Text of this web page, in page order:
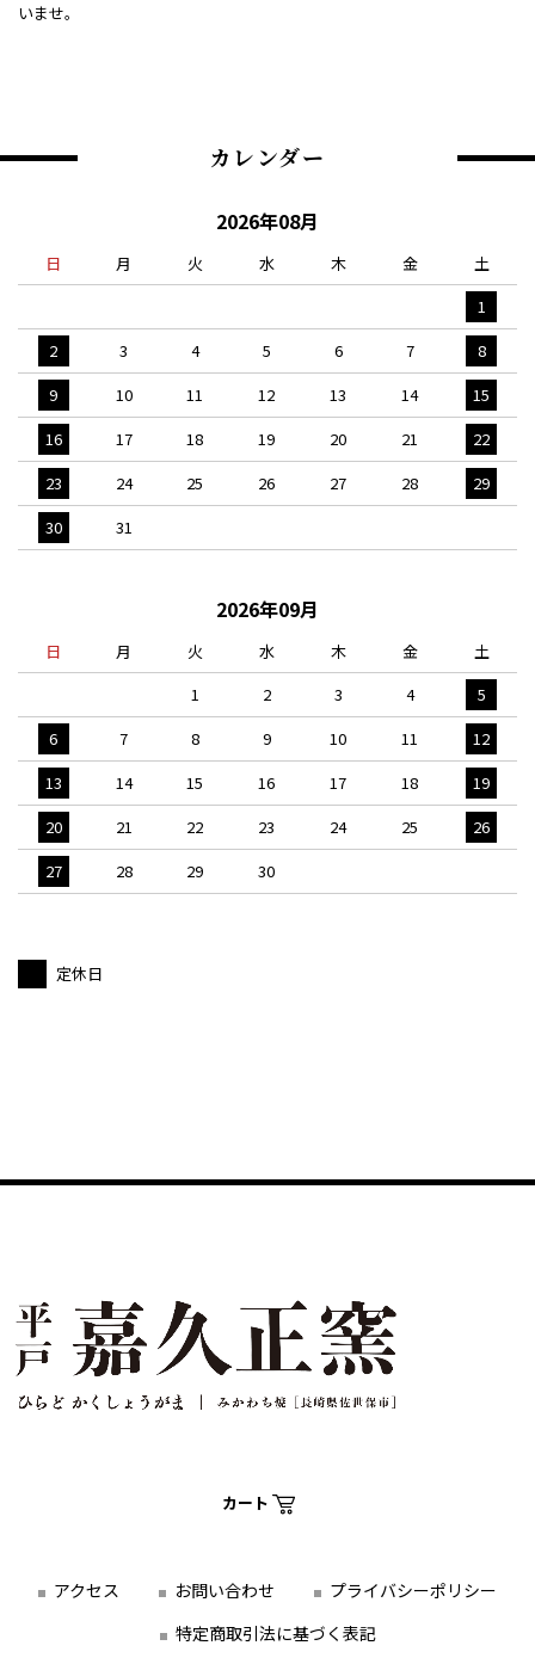
いませ。
カレンダー
2026年08月
日 月 火 水 木 金
土
1
2
3 4 5 6 7
8
9
10 11 12 13 14
15
16
17 18 19 20 21
22
23
24 25 26 27 28
29
30
31
2026年09月
日 月 火 水 木 金
土
1
2 3 4
5
6
7 8 9 10 11
12
13
14 15 16 17 18
19
20
21 22 23 24 25
26
27
28 29 30
定休日
カート
アクセス お問い合わせ
プライバシーポリシー
特定商取引法に基づく表記